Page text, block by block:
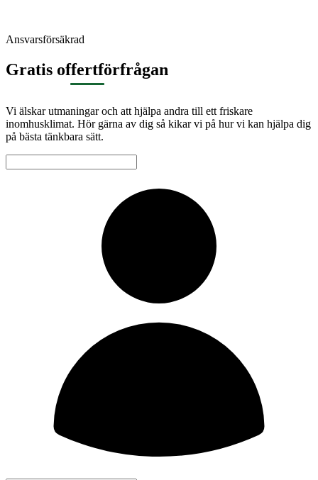
Ansvarsförsäkrad
Gratis offertförfrågan
Vi älskar utmaningar och att hjälpa andra till ett friskare
inomhusklimat. Hör gärna av dig så kikar vi på hur vi kan hjälpa dig
på bästa tänkbara sätt.